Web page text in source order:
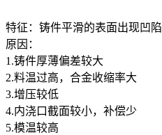
特征：铸件平滑的表面出现凹陷
原因：
1.铸件厚薄偏差较大
2.料温过高，合金收缩率大
3.增压较低
4.内浇口截面较小，补偿少
5.模温较高